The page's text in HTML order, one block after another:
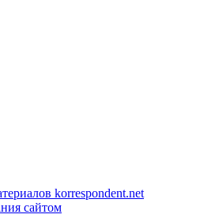
korrespondent.net
сайтом